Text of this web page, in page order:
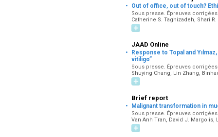
· Out of office, out of touch?
Sous presse. Épreuves
Catherine S. Taghizadeh, Shari
JAAD Online
·
Response to Topal and
vitiligo”
Sous presse. Épreuves
Shuying Chang, Lin Zhang,
Brief report
· Malignant transformation in
Sous presse. Épreuves
Van Anh Tran, David J. Margolis,